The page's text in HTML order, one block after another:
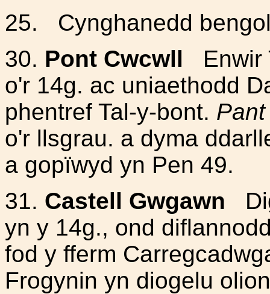
25.
Cynghanedd
30. Pont Cwcwll
Enwir
o'r 14g. ac uniaethodd
phentref Tal-y-bont.
o'r llsgrau. a dyma
a gopïwyd yn Pen 49.
31. Castell Gwgawn
yn y 14g., ond
fod y fferm
Frogynin yn diogelu